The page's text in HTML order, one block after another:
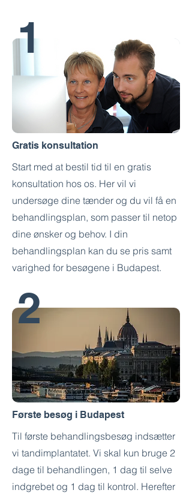
1
Gratis konsultation
Start med at bestil tid til en gratis
konsultation hos os. Her vil vi
undersøge dine tænder og du vil få en
behandlingsplan, som passer til netop
dine ønsker og behov. I din
behandlingsplan kan du se pris samt
varighed for besøgene i Budapest.
2
Første besøg i Budapest
Til første behandlingsbesøg indsætter
vi tandimplantatet. Vi skal kun bruge 2
dage til behandlingen, 1 dag til selve
indgrebet og 1 dag til kontrol. Herefter